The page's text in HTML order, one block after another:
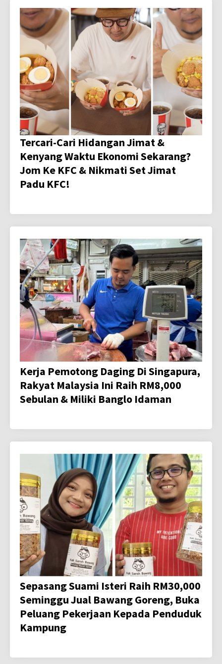
Tercari-Cari Hidangan Jimat &
Kenyang Waktu Ekonomi Sekarang?
Jom Ke KFC & Nikmati Set Jimat
Padu KFC!
Kerja Pemotong Daging Di Singapura,
Rakyat Malaysia Ini Raih RM8,000
Sebulan & Miliki Banglo Idaman
Sepasang Suami Isteri Raih RM30,000
Seminggu Jual Bawang Goreng, Buka
Peluang Pekerjaan Kepada Penduduk
Kampung